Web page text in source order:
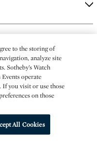
to the storing of
analyze site
Sotheby’s Watch
Events operate
If you visit or use those
on those
All Cookies